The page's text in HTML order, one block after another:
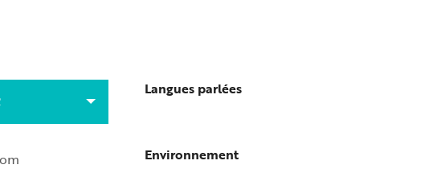
Langues parlées
Langues parlées
Environnement
Environnement